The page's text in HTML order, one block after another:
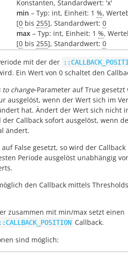
Konstanten, Standardwert: 'x'
min – Typ: int, Einheit: 1 %,
[0 bis 255], Standardwert: 0
max – Typ: int, Einheit: 1 %,
[0 bis 255], Standardwert: 0
mit der der
Ein Wert von 0 schaltet den
to change-Parameter auf True gesetzt
ausgelöst, wenn der Wert sich im
hat. Ändert der Wert sich nicht
Callback sofort ausgelöst, wenn
ändert.
False gesetzt, so wird der Callback
Periode ausgelöst unabhängig
den Callback mittels Thresholds
zusammen mit min/max setzt einen
::CALLBACK_POSITION Callback.
sind möglich: